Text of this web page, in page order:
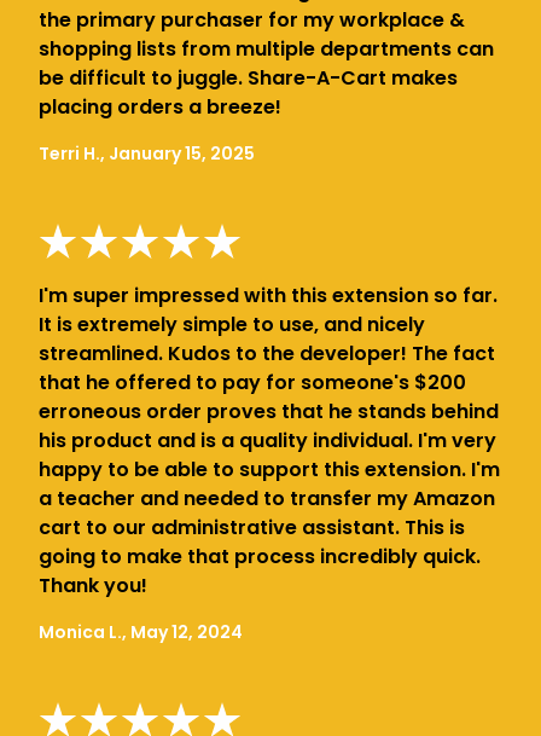
the primary purchaser for my workplace &
shopping lists from multiple departments can
be difficult to juggle. Share-A-Cart makes
placing orders a breeze!
Terri H., January 15, 2025
I'm super impressed with this extension so far.
It is extremely simple to use, and nicely
streamlined. Kudos to the developer! The fact
that he offered to pay for someone's $200
erroneous order proves that he stands behind
his product and is a quality individual. I'm very
happy to be able to support this extension. I'm
a teacher and needed to transfer my Amazon
cart to our administrative assistant. This is
going to make that process incredibly quick.
Thank you!
Monica L., May 12, 2024